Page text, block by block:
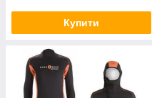
Купити